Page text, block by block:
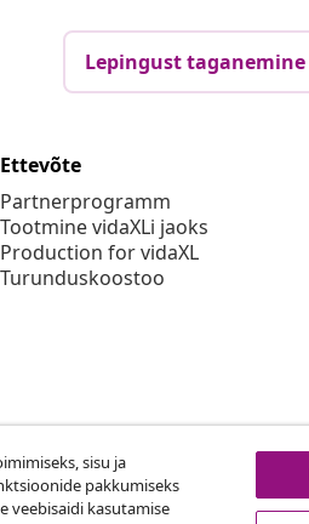
Lepingust taganemine
Ettevõte
Partnerprogramm
Tootmine vidaXLi jaoks
Production for vidaXL
Turunduskoostoo
sisu ja
pakkumiseks
veebisaidi kasutamise